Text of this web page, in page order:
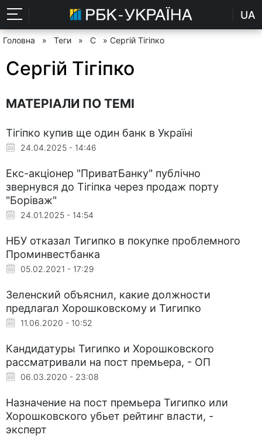
UA
Головна » Теги » С » Сергій Тігіпко
Сергій Тігіпко
МАТЕРІАЛИ ПО ТЕМІ
Тігіпко купив ще один банк в Україні
24.04.2025 - 14:46
Екс-акціонер "ПриватБанку" публічно
звернувся до Тігіпка через продаж порту
"Боріваж"
24.01.2025 - 14:54
НБУ отказал Тигипко в покупке проблемного
Проминвестбанка
05.02.2021 - 17:29
Зеленский объяснил, какие должности
предлагал Хорошковскому и Тигипко
11.06.2020 - 10:52
Кандидатуры Тигипко и Хорошковского
рассматривали на пост премьера, - ОП
06.03.2020 - 23:08
Назначение на пост премьера Тигипко или
Хорошковского убьет рейтинг власти, -
эксперт